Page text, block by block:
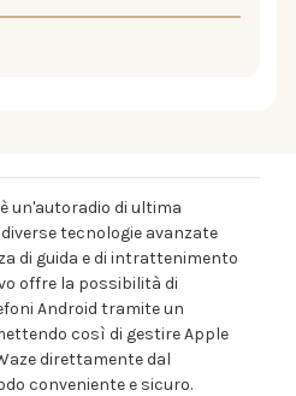
è un'autoradio di ultima
tecnologie avanzate
di guida e di intrattenimento
offre la possibilità di
Android tramite un
così di gestire Apple
direttamente dal
conveniente e sicuro.